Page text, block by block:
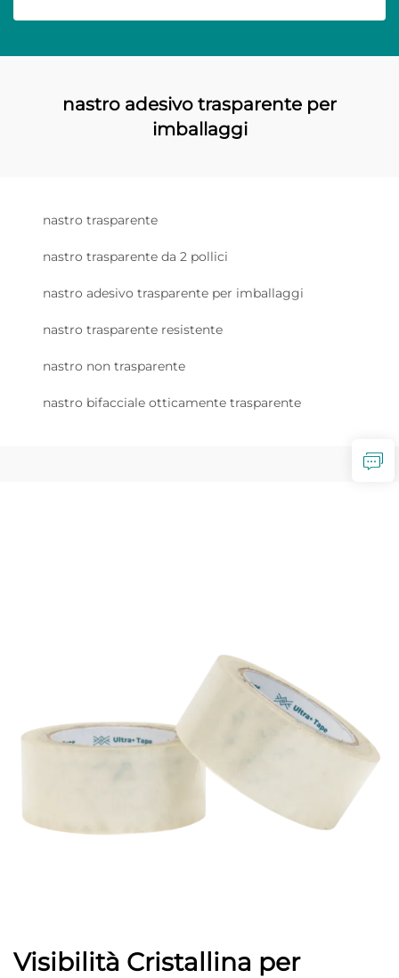
nastro adesivo trasparente per
imballaggi
nastro trasparente
nastro trasparente da 2 pollici
nastro adesivo trasparente per imballaggi
nastro trasparente resistente
nastro non trasparente
nastro bifacciale otticamente trasparente
Visibilità Cristallina per